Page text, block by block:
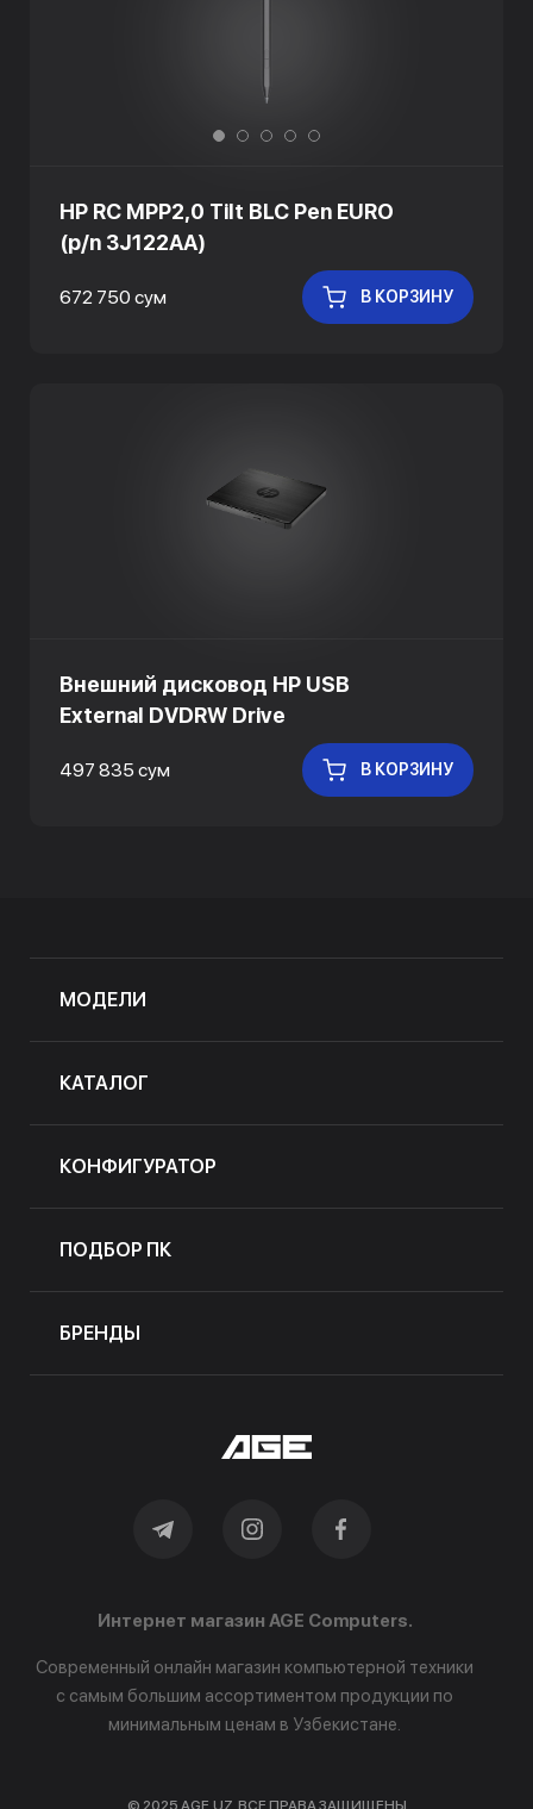
HP RC MPP2,0 Tilt BLC Pen EURO
(p/n 3J122AA)
672 750 сум В КОРЗИНУ
Внешний дисковод HP USB
External DVDRW Drive
497 835 сум В КОРЗИНУ
МОДЕЛИ
КАТАЛОГ
КОНФИГУРАТОР
ПОДБОР ПК
БРЕНДЫ
Интернет магазин AGE Computers.
Современный онлайн магазин компьютерной техники
с самым большим ассортиментом продукции по
минимальным ценам в Узбекистане.
© 2025 AGE.UZ. ВСЕ ПРАВА ЗАЩИЩЕНЫ